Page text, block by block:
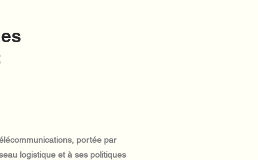
portée par
logistique et à ses politiques